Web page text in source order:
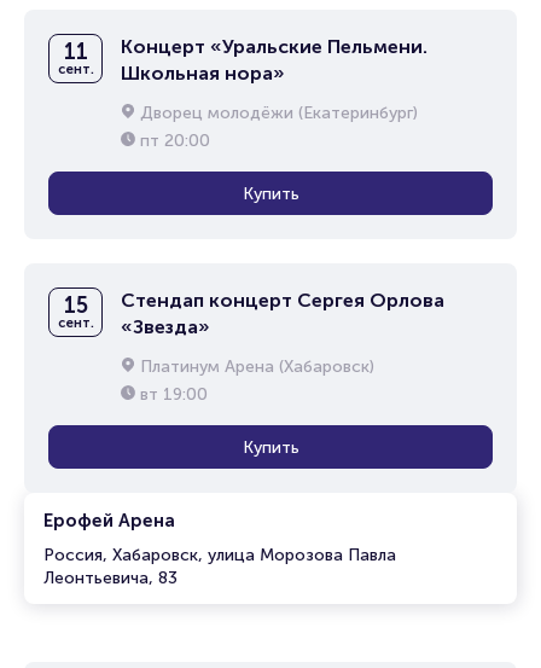
Ерофей Арена
Россия, Хабаровск, улица Морозова Павла
Леонтьевича, 83
11
сент.
Концерт «Уральские Пельмени.
Школьная нора»
Дворец молодёжи (Екатеринбург)
пт 20:00
Купить
15
сент.
Стендап концерт Сергея Орлова
«Звезда»
Платинум Арена (Хабаровск)
вт 19:00
Купить